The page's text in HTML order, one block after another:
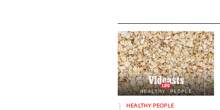
HEALTHY PEOPLE